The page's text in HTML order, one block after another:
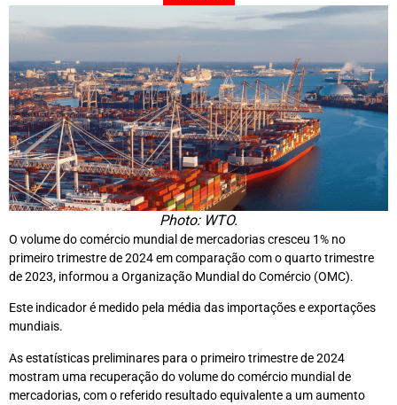
Photo: WTO.
O volume do comércio mundial de mercadorias cresceu 1% no
primeiro trimestre de 2024 em comparação com o quarto trimestre
de 2023, informou a Organização Mundial do Comércio (OMC).
Este indicador é medido pela média das importações e exportações
mundiais.
As estatísticas preliminares para o primeiro trimestre de 2024
mostram uma recuperação do volume do comércio mundial de
mercadorias, com o referido resultado equivalente a um aumento